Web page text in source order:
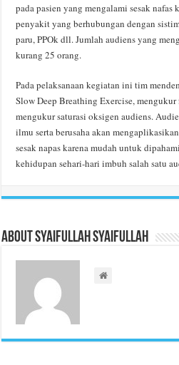
pada pasien yang mengalami sesak
penyakit yang berhubungan dengan
paru, PPOk dll. Jumlah audiens yang
kurang 25 orang.
Pada pelaksanaan kegiatan ini tim
Slow Deep Breathing Exercise, mengukur
mengukur saturasi oksigen audiens.
ilmu serta berusaha akan
sesak napas karena mudah untuk
kehidupan sehari-hari imbuh salah satu
About Syaifullah Syaifullah